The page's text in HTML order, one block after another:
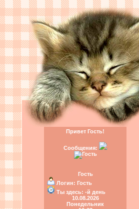
Привет Гость!
Сообщения:
Гость
Логин: Гость
Ты здесь: -й день
10.08.2026
Понедельник